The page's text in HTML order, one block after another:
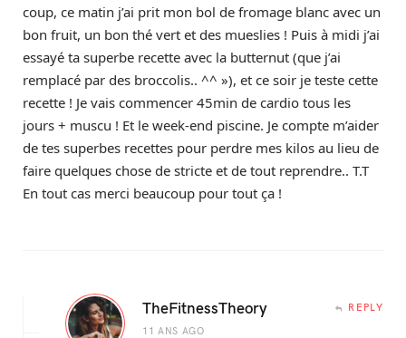
coup, ce matin j’ai prit mon bol de fromage blanc avec un
bon fruit, un bon thé vert et des mueslies ! Puis à midi j’ai
essayé ta superbe recette avec la butternut (que j’ai
remplacé par des broccolis.. ^^ »), et ce soir je teste cette
recette ! Je vais commencer 45min de cardio tous les
jours + muscu ! Et le week-end piscine. Je compte m’aider
de tes superbes recettes pour perdre mes kilos au lieu de
faire quelques chose de stricte et de tout reprendre.. T.T
En tout cas merci beaucoup pour tout ça !
TheFitnessTheory
11 ANS AGO
REPLY